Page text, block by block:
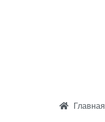
Главная